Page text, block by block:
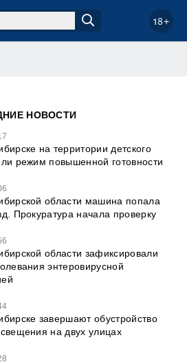
18+
НОВОСТИ
на территории детского
режим повышенной готовности
области машина попала
Прокуратура начала проверку
области зафиксировали
энтеровирусной
завершают обустройство
на двух улицах